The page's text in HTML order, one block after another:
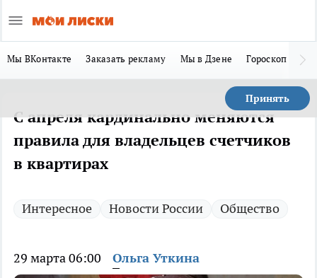
Мы ВКонтакте Заказать рекламу Мы в Дзене Гороскоп
Принять
С апреля кардинально меняются
правила для владельцев счетчиков
в квартирах
Интересное Новости России Общество
29 марта 06:00 Ольга Уткина